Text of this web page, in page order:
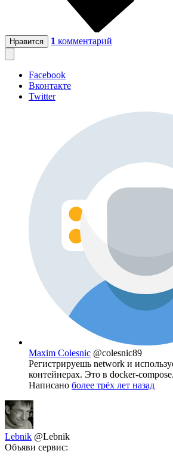
Нравится 1 комментарий
Facebook
Вконтакте
Twitter
Maxim Colesnic @colesnic89
Регистрируешь network и
контейнерах. Это в docker-
Написано более трёх лет назад
Lebnik @Lebnik
Объяви сервис: